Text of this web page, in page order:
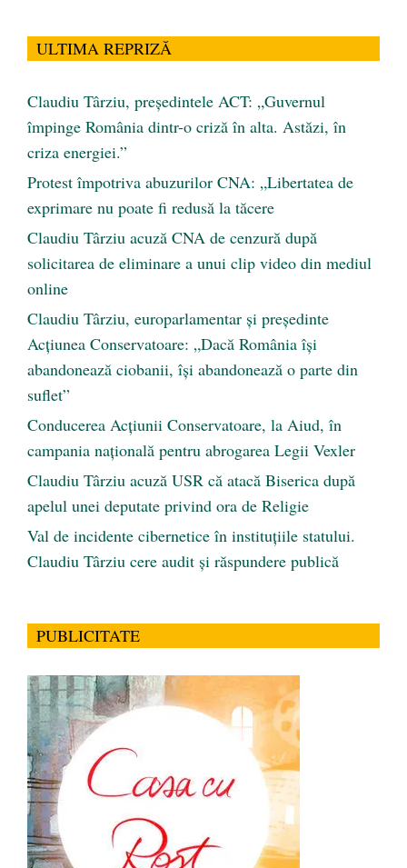
ULTIMA REPRIZĂ
Claudiu Târziu, președintele ACT: „Guvernul
împinge România dintr-o criză în alta. Astăzi, în
criza energiei.”
Protest împotriva abuzurilor CNA: „Libertatea de
exprimare nu poate fi redusă la tăcere
Claudiu Târziu acuză CNA de cenzură după
solicitarea de eliminare a unui clip video din mediul
online
Claudiu Târziu, europarlamentar și președinte
Acțiunea Conservatoare: „Dacă România își
abandonează ciobanii, își abandonează o parte din
suflet”
Conducerea Acțiunii Conservatoare, la Aiud, în
campania națională pentru abrogarea Legii Vexler
Claudiu Târziu acuză USR că atacă Biserica după
apelul unei deputate privind ora de Religie
Val de incidente cibernetice în instituțiile statului.
Claudiu Târziu cere audit și răspundere publică
PUBLICITATE